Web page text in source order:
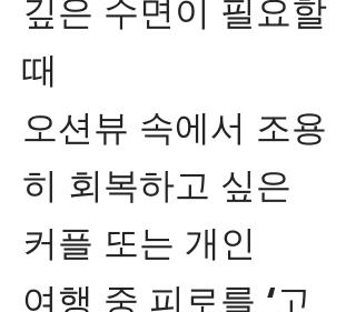
깊은 수면이 필요할
때
오션뷰 속에서 조용
히 회복하고 싶은
커플 또는 개인